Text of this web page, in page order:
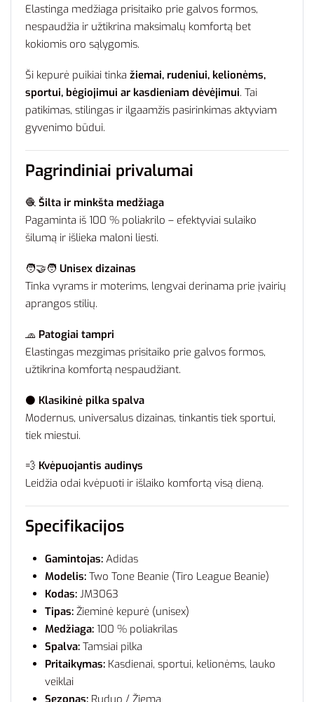
Elastinga medžiaga prisitaiko prie galvos formos,
nespaudžia ir užtikrina maksimalų komfortą bet
kokiomis oro sąlygomis.
Ši kepurė puikiai tinka žiemai, rudeniui, kelionėms,
sportui, bėgiojimui ar kasdieniam dėvėjimui. Tai
patikimas, stilingas ir ilgaamžis pasirinkimas aktyviam
gyvenimo būdui.
Pagrindiniai privalumai
🧶 Šilta ir minkšta medžiaga
Pagaminta iš 100 % poliakrilo – efektyviai sulaiko
šilumą ir išlieka maloni liesti.
🧑‍🤝‍🧑 Unisex dizainas
Tinka vyrams ir moterims, lengvai derinama prie įvairių
aprangos stilių.
🧢 Patogiai tampri
Elastingas mezgimas prisitaiko prie galvos formos,
užtikrina komfortą nespaudžiant.
⚫ Klasikinė pilka spalva
Modernus, universalus dizainas, tinkantis tiek sportui,
tiek miestui.
💨 Kvėpuojantis audinys
Leidžia odai kvėpuoti ir išlaiko komfortą visą dieną.
Specifikacijos
Gamintojas: Adidas
Modelis: Two Tone Beanie (Tiro League Beanie)
Kodas: JM3063
Tipas: Žieminė kepurė (unisex)
Medžiaga: 100 % poliakrilas
Spalva: Tamsiai pilka
Pritaikymas: Kasdienai, sportui, kelionėms, lauko
veiklai
Sezonas: Ruduo / Žiema